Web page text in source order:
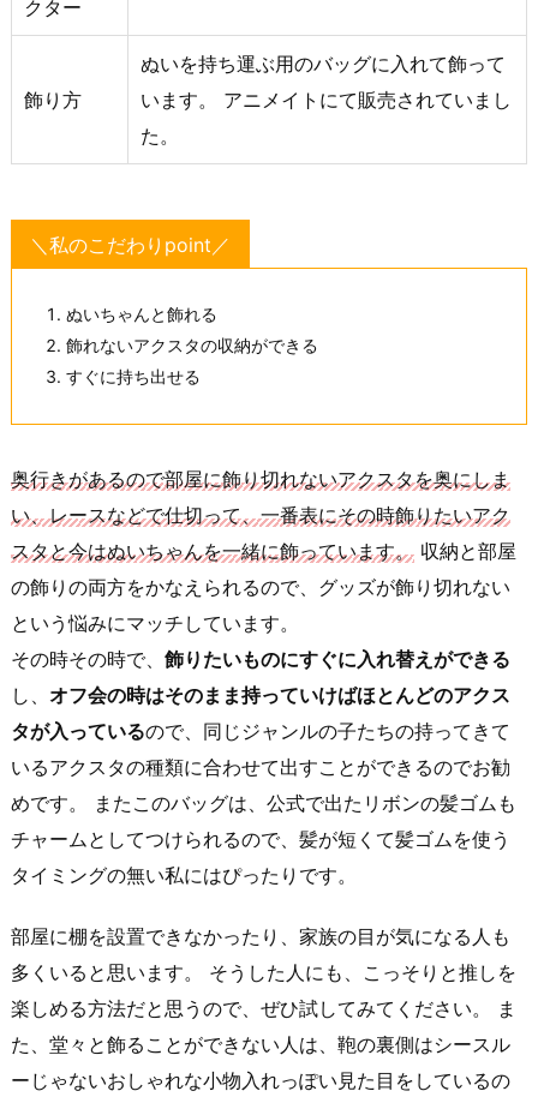
クター
飾り方
ぬいを持ち運ぶ用のバッグに入れて飾って
います。 アニメイトにて販売されていまし
た。
＼私のこだわりpoint／
ぬいちゃんと飾れる
飾れないアクスタの収納ができる
すぐに持ち出せる
奥行きがあるので部屋に飾り切れないアクスタを奥にしま
い、レースなどで仕切って、一番表にその時飾りたいアク
スタと今はぬいちゃんを一緒に飾っています。 収納と部屋
の飾りの両方をかなえられるので、グッズが飾り切れない
という悩みにマッチしています。
その時その時で、 飾りたいものにすぐに入れ替えができる
し、 オフ会の時はそのまま持っていけばほとんどのアクス
タが入っているので、同じジャンルの子たちの持ってきて
いるアクスタの種類に合わせて出すことができるのでお勧
めです。 またこのバッグは、公式で出たリボンの髪ゴムも
チャームとしてつけられるので、髪が短くて髪ゴムを使う
タイミングの無い私にはぴったりです。
部屋に棚を設置できなかったり、家族の目が気になる人も
多くいると思います。 そうした人にも、こっそりと推しを
楽しめる方法だと思うので、ぜひ試してみてください。 ま
た、堂々と飾ることができない人は、鞄の裏側はシースル
ーじゃないおしゃれな小物入れっぽい見た目をしているの